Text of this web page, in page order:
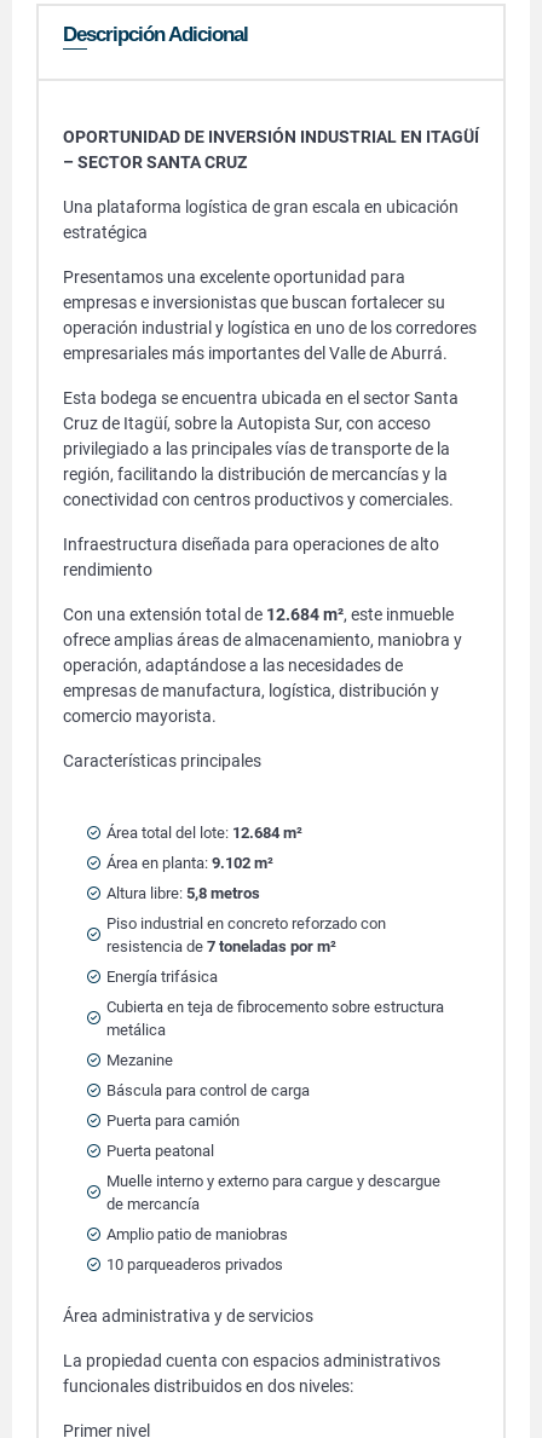
Descripción Adicional
OPORTUNIDAD DE INVERSIÓN INDUSTRIAL EN ITAGÜÍ
– SECTOR SANTA CRUZ
Una plataforma logística de gran escala en ubicación
estratégica
Presentamos una excelente oportunidad para
empresas e inversionistas que buscan fortalecer su
operación industrial y logística en uno de los corredores
empresariales más importantes del Valle de Aburrá.
Esta bodega se encuentra ubicada en el sector Santa
Cruz de Itagüí, sobre la Autopista Sur, con acceso
privilegiado a las principales vías de transporte de la
región, facilitando la distribución de mercancías y la
conectividad con centros productivos y comerciales.
Infraestructura diseñada para operaciones de alto
rendimiento
Con una extensión total de 12.684 m², este inmueble
ofrece amplias áreas de almacenamiento, maniobra y
operación, adaptándose a las necesidades de
empresas de manufactura, logística, distribución y
comercio mayorista.
Características principales
Área total del lote: 12.684 m²
Área en planta: 9.102 m²
Altura libre: 5,8 metros
Piso industrial en concreto reforzado con
resistencia de 7 toneladas por m²
Energía trifásica
Cubierta en teja de fibrocemento sobre estructura
metálica
Mezanine
Báscula para control de carga
Puerta para camión
Puerta peatonal
Muelle interno y externo para cargue y descargue
de mercancía
Amplio patio de maniobras
10 parqueaderos privados
Área administrativa y de servicios
La propiedad cuenta con espacios administrativos
funcionales distribuidos en dos niveles:
Primer nivel